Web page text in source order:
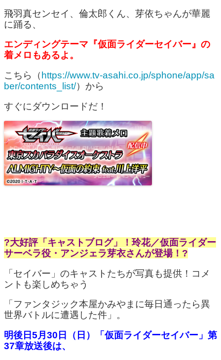
飛羽真センセイ、倫太郎くん、芽依ちゃんが華麗
に踊る、
エンディングテーマ『仮面ライダーセイバー』の
着メロもあるよ。
こちら（ https://www.tv-asahi.co.jp/sphone/app/sa
ber/contents_list/）から
すぐにダウンロードだ！
?大好評「キャストブログ」！玲花／仮面ライダー
サーベラ役・アンジェラ芽衣さんが登場！?
「セイバー」のキャストたちが写真も提供！コメ
ントも楽しめちゃう
「ファンタジック本屋かみやまに毎日通ったら異
世界バトルに遭遇した件」。
明後日5月30日（日）「仮面ライダーセイバー」第
37章放送後は、